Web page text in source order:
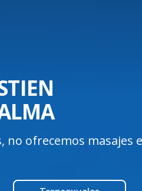
ofrecemos masajes